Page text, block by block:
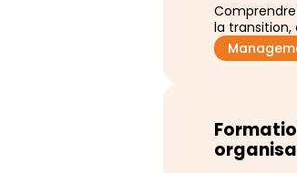
la